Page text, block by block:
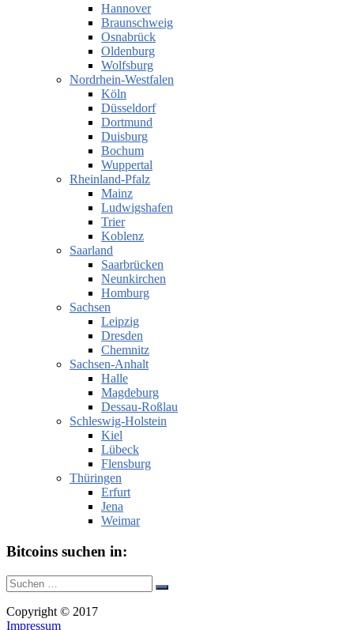
Hannover
Braunschweig
Osnabrück
Oldenburg
Wolfsburg
Nordrhein-Westfalen
Köln
Düsseldorf
Dortmund
Duisburg
Bochum
Wuppertal
Rheinland-Pfalz
Mainz
Ludwigshafen
Trier
Koblenz
Saarland
Saarbrücken
Neunkirchen
Homburg
Sachsen
Leipzig
Dresden
Chemnitz
Sachsen-Anhalt
Halle
Magdeburg
Dessau-Roßlau
Schleswig-Holstein
Kiel
Lübeck
Flensburg
Thüringen
Erfurt
Jena
Weimar
Bitcoins suchen in:
Suche
nach:
Suchen
Copyright © 2017
Impressum